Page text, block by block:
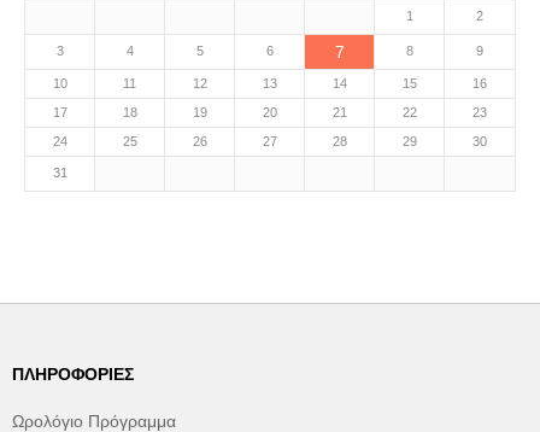
1 2
3 4 5 6 7 8 9
10 11 12 13 14 15
16
17
18 19 20 21 22
23
24
25 26 27 28 29 30
31
ΠΛΗΡΟΦΟΡΊΕΣ
Ωρολόγιο Πρόγραμμα